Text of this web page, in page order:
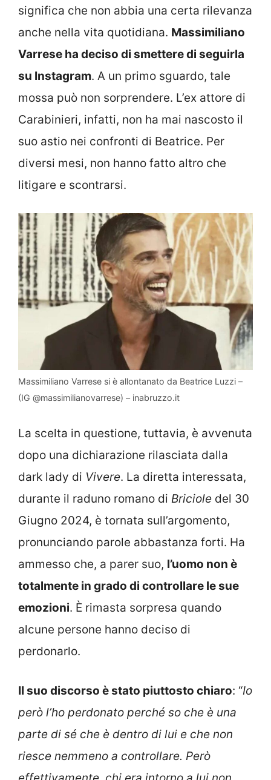
significa che non abbia una certa rilevanza
anche nella vita quotidiana. Massimiliano
Varrese ha deciso di smettere di seguirla
su Instagram. A un primo sguardo, tale
mossa può non sorprendere. L’ex attore di
Carabinieri, infatti, non ha mai nascosto il
suo astio nei confronti di Beatrice. Per
diversi mesi, non hanno fatto altro che
litigare e scontrarsi.
Massimiliano Varrese si è allontanato da Beatrice Luzzi –
(IG @massimilianovarrese) – inabruzzo.it
La scelta in questione, tuttavia, è avvenuta
dopo una dichiarazione rilasciata dalla
dark lady di Vivere. La diretta interessata,
durante il raduno romano di Briciole del 30
Giugno 2024, è tornata sull’argomento,
pronunciando parole abbastanza forti. Ha
ammesso che, a parer suo, l’uomo non è
totalmente in grado di controllare le sue
emozioni. È rimasta sorpresa quando
alcune persone hanno deciso di
perdonarlo.
Il suo discorso è stato piuttosto chiaro: “Io
però l’ho perdonato perché so che è una
parte di sé che è dentro di lui e che non
riesce nemmeno a controllare. Però